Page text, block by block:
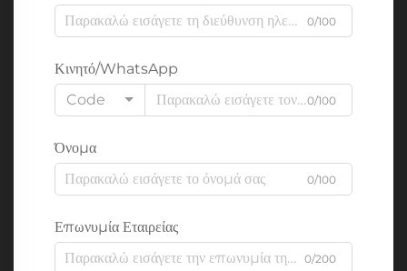
0/100
Κινητό/WhatsApp
Code
0/100
Όνομα
0/100
Επωνυμία Εταιρείας
0/200